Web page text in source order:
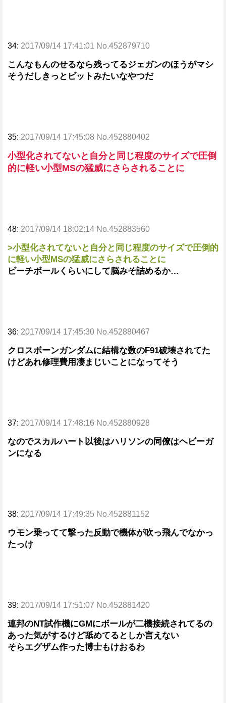
34: 2017/09/14 17:41:01 No.452879710
こんなもんのせるなら残ってるジェガンのほうがマシ
そうだしきっとビットみたいなやつだ
35: 2017/09/14 17:45:08 No.452880402
小型化されてないと自分と同じ程度のサイズで圧倒
的に軽い小型MSの猛威にさらされることに
48: 2017/09/14 18:02:14 No.452883560
>小型化されてないと自分と同じ程度のサイズで圧倒的
に軽い小型MSの猛威にさらされることに
ビーチボールくらいにして脳みそ詰めるか…
36: 2017/09/14 17:45:30 No.452880467
クロスボーンガンダムに結構な数のF91破壊されてた
けどあれ修理費用凄まじいことになってそう
37: 2017/09/14 17:48:16 No.452880928
なのでスカルハート以後はハリソンの同僚はヘビーガ
ンになる
38: 2017/09/14 17:49:35 No.452881152
ウモン乗ってて撃った反動で機体が吹っ飛んでなかっ
たっけ
39: 2017/09/14 17:51:07 No.452881420
連邦のNT試作機にGMにボールが二機接続されてるの
あった気がするけど舐めてるとしか言えない
そらエグザム作った博士もけおるわ